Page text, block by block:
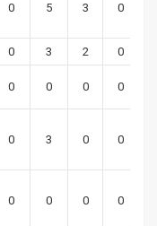
0 5 3 0
0 3 2 0
0 0 0 0
0 3 0 0
0 0 0 0